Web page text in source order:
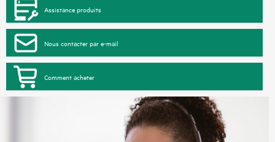
Assistance produits
Nous contacter par e-mail
Comment acheter